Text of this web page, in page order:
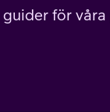
för